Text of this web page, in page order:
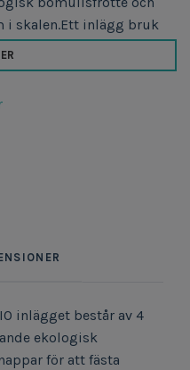
i skalen.Ett inlägg bruk
inlägget består av 4
ekologisk
för att fästa